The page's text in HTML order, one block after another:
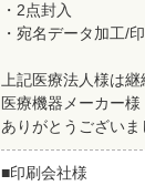
・2点封入
・宛名データ加工/
上記医療法人様は継
医療機器メーカー
ありがとうございま
■印刷会社様